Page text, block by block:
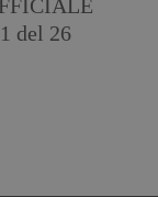
del 26